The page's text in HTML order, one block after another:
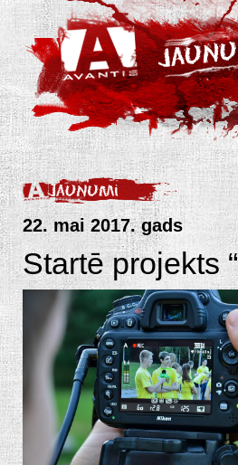
22. mai 2017. gads
Startē projekts